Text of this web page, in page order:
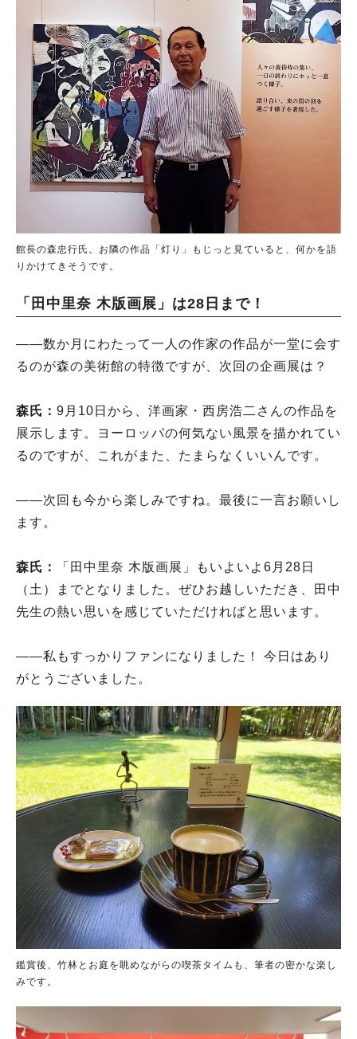
館長の森忠行氏。お隣の作品「灯り」もじっと見ていると、何かを語
りかけてきそうです。
「田中里奈 木版画展」は28日まで！
――数か月にわたって一人の作家の作品が一堂に会す
るのが森の美術館の特徴ですが、次回の企画展は？
森氏： 9月10日から、洋画家・西房浩二さんの作品を
展示します。ヨーロッパの何気ない風景を描かれてい
るのですが、これがまた、たまらなくいいんです。
――次回も今から楽しみですね。最後に一言お願いし
ます。
森氏：
「田中里奈 木版画展」もいよいよ6月28日
（土）までとなりました。ぜひお越しいただき、田中
先生の熱い思いを感じていただければと思います。
――私もすっかりファンになりました！ 今日はあり
がとうございました。
鑑賞後、竹林とお庭を眺めながらの喫茶タイムも、筆者の密かな楽し
みです。